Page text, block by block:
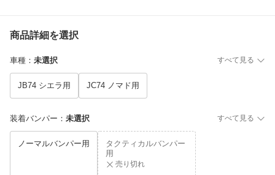
商品詳細を選択
車種 ： 未選択 すべて見る
JB74 シエラ用 JC74 ノマド用
装着バンパー ： 未選択 すべて見る
ノーマルバンパー用
タクティカルバンパー
用
売り切れ